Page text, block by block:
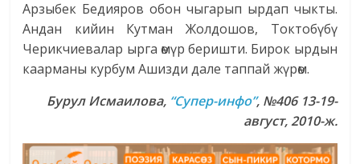
Арзыбек Бедияров обон чыгарып ырдап чыкты.
Андан кийин Кутман Жолдошов, Токтобүбү
Черикчиевалар ырга өмүр беришти. Бирок ырдын
каарманы курбум Ашизди дале таппай жүрөм.
Бурул Исмаилова, “Супер-инфо”, №406 13-19-
август, 2010-ж.